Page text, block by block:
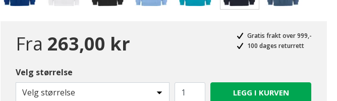
Fra 263,00 kr
Gratis frakt over 999,-
100 dages returrett
Velg størrelse
Velg størrelse
LEGG I KURVEN